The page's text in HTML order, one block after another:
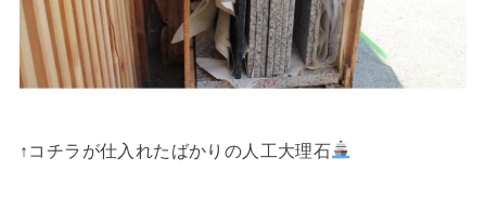
↑コチラが仕入れたばかりの人工大理石